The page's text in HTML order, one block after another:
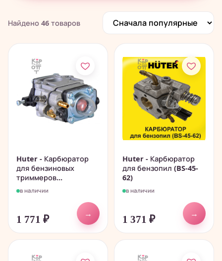
Найдено 46 товаров
Huter - Карбюратор
для бензиновых
триммеров...
в наличии
1 771 ₽
→
Huter - Карбюратор
для бензопил (BS-45-
62)
в наличии
1 371 ₽
→